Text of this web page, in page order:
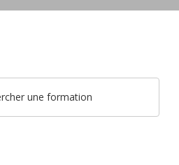
une formation